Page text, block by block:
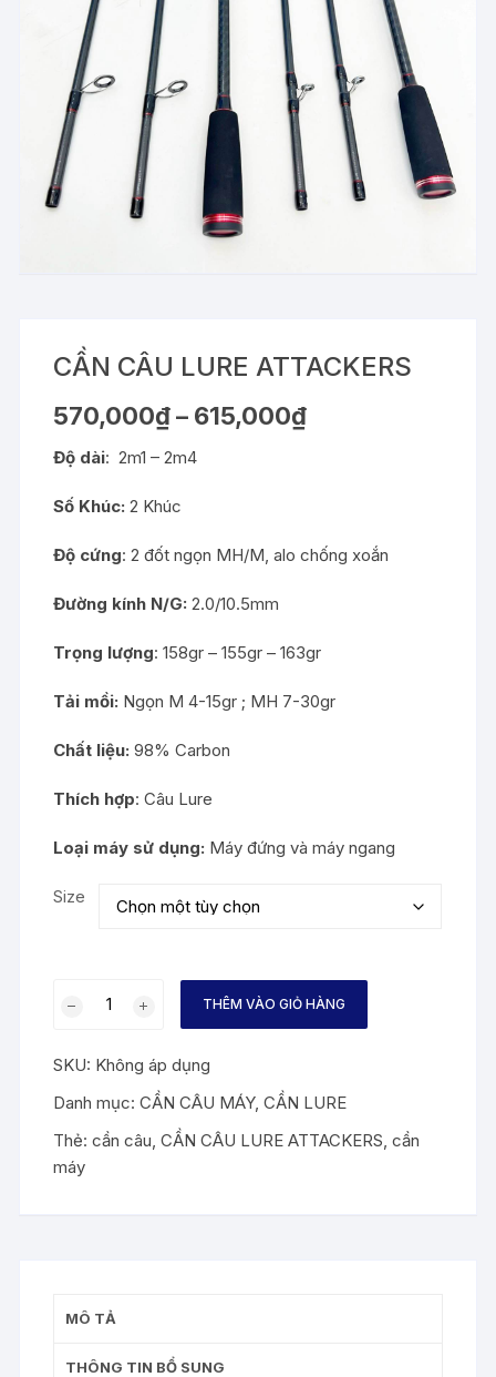
CẦN CÂU LURE ATTACKERS
570,000₫ – 615,000₫Khoảng
Độ dài: 2m1 – 2m4
Số Khúc: 2 Khúc
Độ cứng: 2 đốt ngọn MH/M, alo chống xoắn
Đường kính N/G:2.0/10.5mm
Trọng lượng: 158gr – 155gr – 163gr
Tải mồi: Ngọn M 4-15gr ; MH 7-30gr
Chất liệu:98% Carbon
Thích hợp: Câu Lure
Loại máy sử dụng: Máy đứng và máy ngang
Size
ATTACKERS
số
THÊM VÀO GIỎ HÀNG
SKU: Không áp dụng
Danh mục:CẦN CÂU MÁY,CẦN LURE
Thẻ:cần câu ,CẦN CÂU LURE ATTACKERS ,cần
máy
MÔ TẢ
THÔNG TIN BỔ SUNG